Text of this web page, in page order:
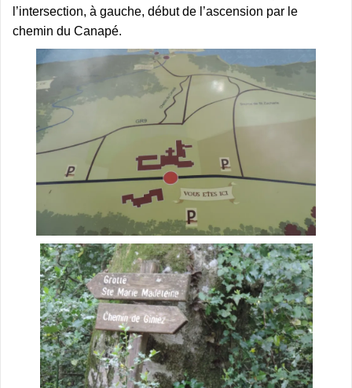
l’intersection, à gauche, début de l’ascension par le
chemin du Canapé.